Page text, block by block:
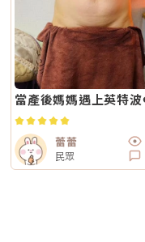
當產後媽媽遇上英特
蕾蕾
民眾